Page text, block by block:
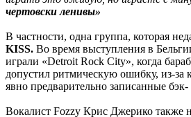
чертовски ленивы»
В частности, одна группа, которая
KISS. Во время выступления в
играли «Detroit Rock City», когда
допустил ритмическую ошибку, из-за
явно предварительно записанные
Вокалист Fozzy Крис Джерико также